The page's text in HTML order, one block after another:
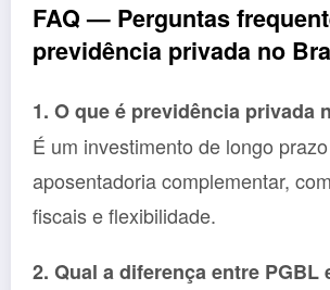
FAQ — Perguntas
previdência privada no
1. O que é previdência privada
É um investimento de longo
aposentadoria complementar,
fiscais e flexibilidade.
2. Qual a diferença entre PGBL